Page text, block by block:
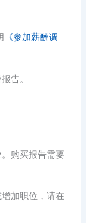
《参加薪酬调
告。
购买报告需要
加职位，请在